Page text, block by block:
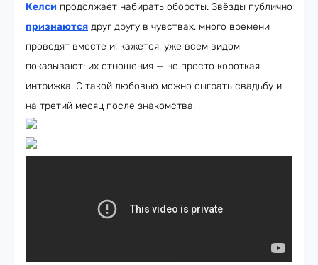
Келси продолжает набирать обороты. Звёзды публично
признаются друг другу в чувствах, много времени
проводят вместе и, кажется, уже всем видом
показывают: их отношения — не просто короткая
интрижка. С такой любовью можно сыграть свадьбу и
на третий месяц после знакомства!